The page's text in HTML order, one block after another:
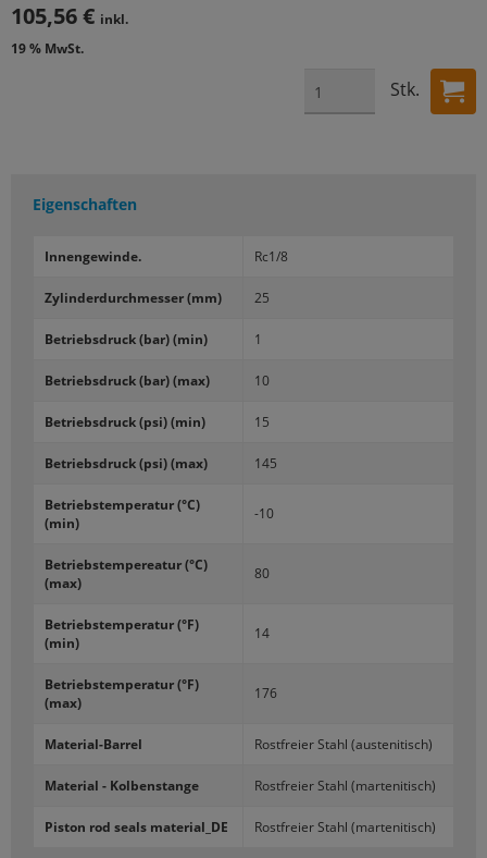
105,56 € inkl.
19 % MwSt.
Stk.
Eigenschaften
In­nen­ge­win­de. Rc1/8
Zy­lin­der­durch­mes­ser (mm) 25
Be­triebs­druck (bar) (min) 1
Be­triebs­druck (bar) (max) 10
Be­triebs­druck (psi) (min) 15
Be­triebs­druck (psi) (max) 145
Be­triebs­tem­pe­ra­tur (°C)
(min)
-10
Be­triebs­tem­pe­rea­tur (°C)
(max)
80
Be­triebs­tem­pe­ra­tur (°F)
(min)
14
Be­triebs­tem­pe­ra­tur (°F)
(max)
176
Material-​Barrel Rost­frei­er Stahl (aus­te­ni­tisch)
Ma­te­ri­al - Kol­ben­stan­ge Rost­frei­er Stahl (mar­te­n­i­tisch)
Pis­ton rod seals ma­te­ri­al_­DE Rost­frei­er Stahl (mar­te­n­i­tisch)